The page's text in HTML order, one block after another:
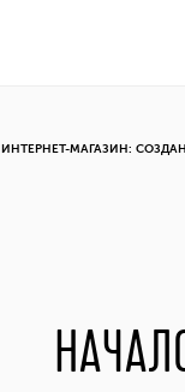
ИНТЕРНЕТ-МАГАЗИН: